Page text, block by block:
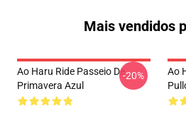
Mais vendidos
Ao Haru Ride Passeio De
Primavera Azul
-20%
Ao